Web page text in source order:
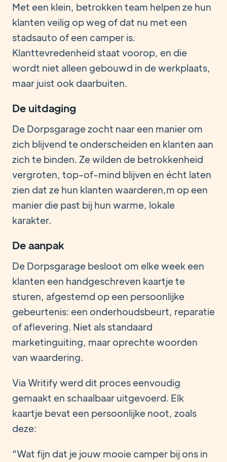
Met een klein, betrokken team helpen ze hun
klanten veilig op weg of dat nu met een
stadsauto of een camper is.
Klanttevredenheid staat voorop, en die
wordt niet alleen gebouwd in de werkplaats,
maar juist ook daarbuiten.
De uitdaging
De Dorpsgarage zocht naar een manier om
zich blijvend te onderscheiden en klanten aan
zich te binden. Ze wilden de betrokkenheid
vergroten, top-of-mind blijven en écht laten
zien dat ze hun klanten waarderen,m op een
manier die past bij hun warme, lokale
karakter.
De aanpak
De Dorpsgarage besloot om elke week een
klanten een handgeschreven kaartje te
sturen, afgestemd op een persoonlijke
gebeurtenis: een onderhoudsbeurt, reparatie
of aflevering. Niet als standaard
marketinguiting, maar oprechte woorden
van waardering.
Via Writify werd dit proces eenvoudig
gemaakt en schaalbaar uitgevoerd. Elk
kaartje bevat een persoonlijke noot, zoals
deze:
“Wat fijn dat je jouw mooie camper bij ons in